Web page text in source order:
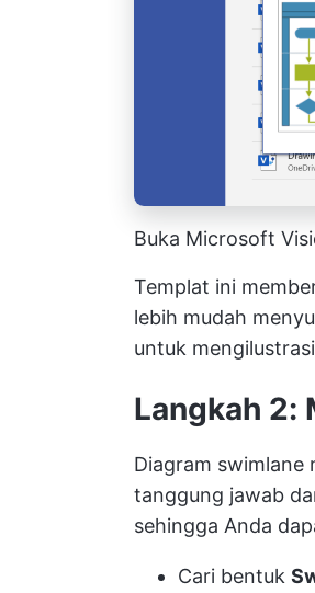
Buka Microsoft
Templat ini
lebih mudah
untuk
Langkah 2:
Diagram swimlane
tanggung jawab
sehingga Anda
Cari bentuk